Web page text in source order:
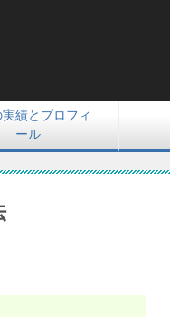
績とプロフィ
ール